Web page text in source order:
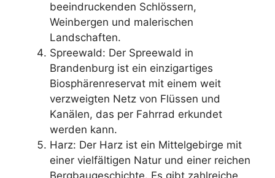
beeindruckenden Schlössern,
Weinbergen und malerischen
Landschaften.
Spreewald: Der Spreewald in
Brandenburg ist ein einzigartiges
Biosphärenreservat mit einem weit
verzweigten Netz von Flüssen und
Kanälen, das per Fahrrad erkundet
werden kann.
Harz: Der Harz ist ein Mittelgebirge mit
einer vielfältigen Natur und einer reichen